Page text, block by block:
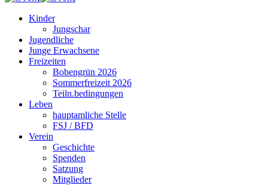
Kinder
Jungschar
Jugendliche
Junge Erwachsene
Freizeiten
Bobengrün 2026
Sommerfreizeit 2026
Teiln.bedingungen
Leben
hauptamliche Stelle
FSJ / BFD
Verein
Geschichte
Spenden
Satzung
Mitglieder